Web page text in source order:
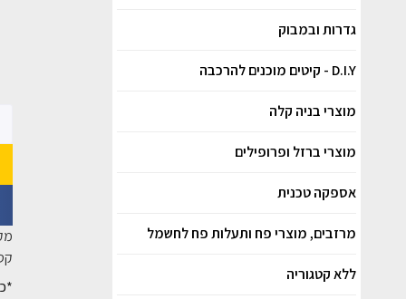
גדרות ובמבוק
D.I.Y - קיטים מוכנים להרכבה
מוצרי בניה קלה
מוצרי ברזל ופרופילים
אספקה טכנית
מרזבים, מוצרי פח ותעלות פח לחשמל
ללא קטגוריה